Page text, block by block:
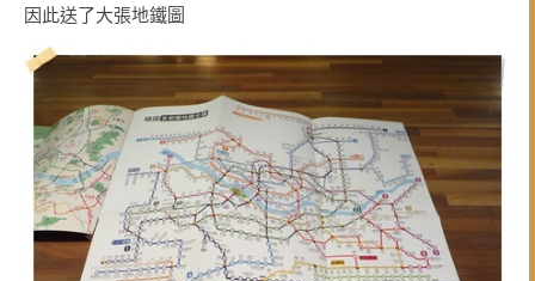
因此送了大張地鐵圖